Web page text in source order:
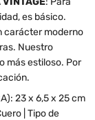
es básico.
carácter moderno
Nuestro
más estiloso. Por
23 x 6,5 x 25 cm
| Tipo de